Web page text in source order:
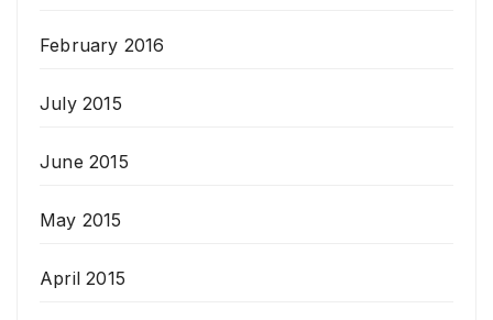
February 2016
July 2015
June 2015
May 2015
April 2015